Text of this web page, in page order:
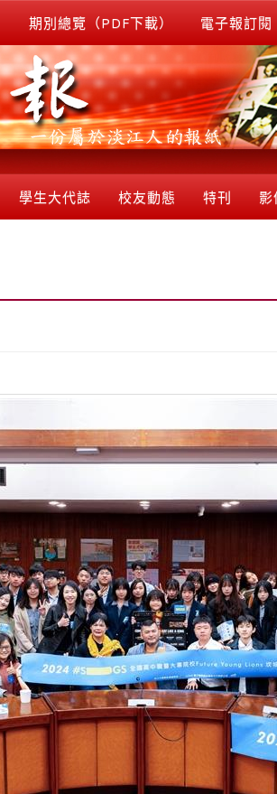
期別總覽（PDF下載） 電子報訂閱
學生大代誌 校友動態 特刊 影